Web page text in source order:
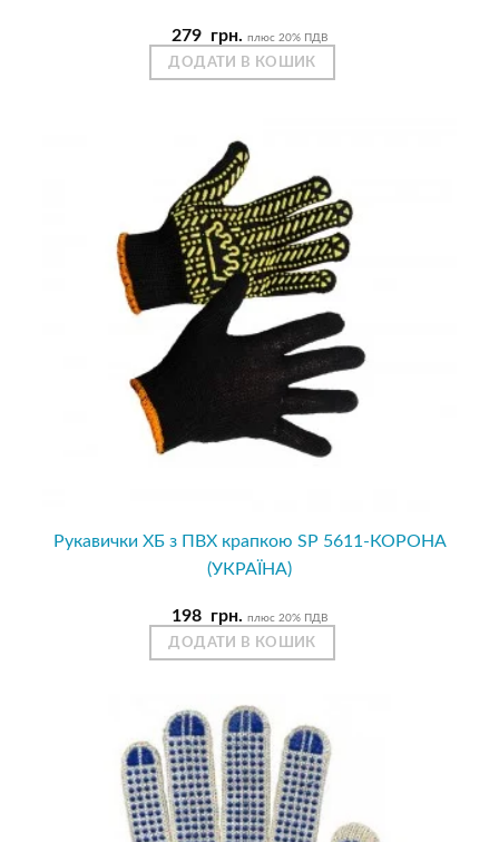
279 грн. плюс 20% ПДВ
ДОДАТИ В КОШИК
Рукавички ХБ з ПВХ крапкою SP 5611-КОРОНА
(УКРАЇНА)
198 грн. плюс 20% ПДВ
ДОДАТИ В КОШИК